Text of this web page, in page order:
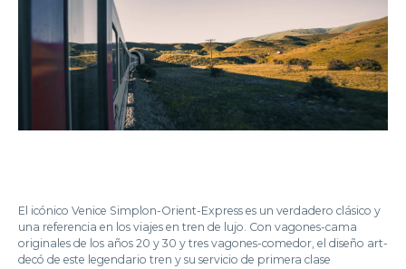
El icónico Venice Simplon-Orient-Express es un verdadero clásico y
una referencia en los viajes en tren de lujo. Con vagones-cama
originales de los años 20 y 30 y tres vagones-comedor, el diseño art-
decó de este legendario tren y su servicio de primera clase